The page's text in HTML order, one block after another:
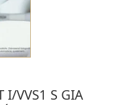
I/VVS1 S GIA